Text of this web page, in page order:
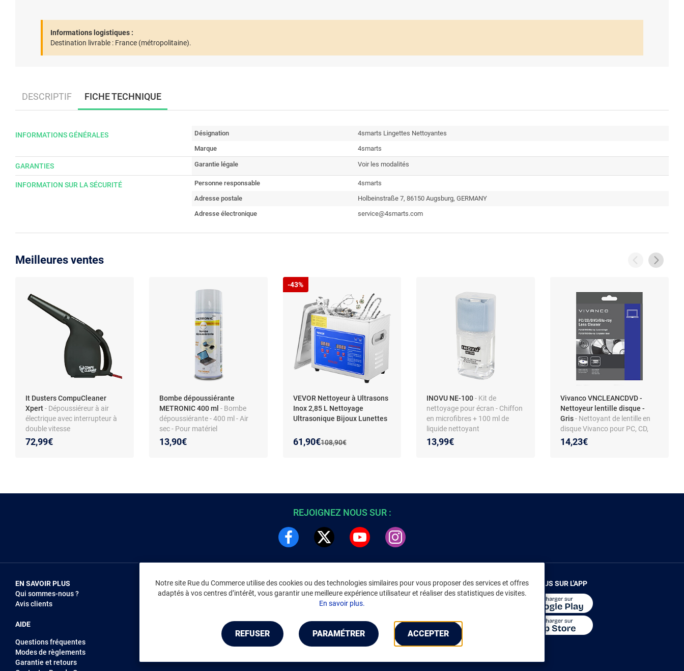
Informations logistiques :
Destination livrable : France (métropolitaine).
DESCRIPTIF FICHE TECHNIQUE
INFORMATIONS GÉNÉRALES Désignation
4smarts Lingettes Nettoyantes
Marque
4smarts
GARANTIES Garantie légale Voir les modalités
INFORMATION SUR LA SÉCURITÉ Personne responsable
4smarts
Adresse postale
Holbeinstraße 7, 86150 Augsburg, GERMANY
Adresse électronique
service@4smarts.com
Meilleures ventes
It Dusters CompuCleaner
Xpert- Dépoussiéreur à air
électrique avec interrupteur à
double vitesse
72,99€
Bombe dépoussiérante
METRONIC 400 ml - Bombe
dépoussiérante - 400 ml - Air
sec - Pour matériel
informatique
13,90€
VEVOR Nettoyeur à Ultrasons
Inox 2,85 L Nettoyage
Ultrasonique Bijoux Lunettes
Ancien prix :
108,90€
Nouveau prix :
61,90€
Réduction de :
-43%
INOVU NE-100- Kit de
nettoyage pour écran - Chiffon
en microfibres + 100 ml de
liquide nettoyant
13,99€
Vivanco VNCLEANCDVD -
Nettoyeur lentille disque -
Gris- Nettoyant de lentille en
disque Vivanco pour PC, CD,
DVD et Blu-ray, gris
14,23€
Notre site Rue du Commerce utilise des cookies ou des technologies similaires pour vous proposer des services et offres
adaptés à vos centres d’intérêt, vous garantir une meilleure expérience utilisateur et réaliser des statistiques de visites.
En savoir plus.
REFUSER PARAMÉTRER ACCEPTER
REJOIGNEZ NOUS SUR :
EN SAVOIR PLUS
Qui sommes-nous ?
Avis clients
AIDE
Questions fréquentes
Modes de règlements
Garantie et retours
NOUS REJOINDRE
Vendez sur RDC
INFORMATIONS LÉGALES
Environnement
CGV/CGU Marketplace
Gérer mes cookies
Mentions légales
Accessibilité : non conforme
RENDEZ-VOUS SUR L'APP